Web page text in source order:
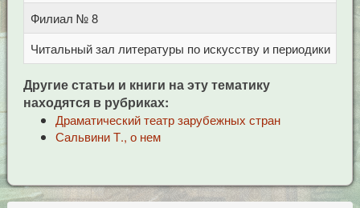
Филиал № 8
Читальный зал литературы по искусству и периодики
Другие статьи и книги на эту тематику
находятся в рубриках:
Драматический театр зарубежных стран
Сальвини Т., о нем